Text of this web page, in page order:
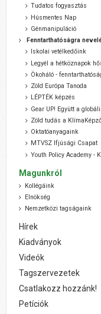
Tudatos fogyasztás
Húsmentes Nap
Génmanipuláció
Fenntarthatóságra
Iskolai vetélkedőink
Legyél a hétköznapok
Ökoháló -
Zöld Európa Tanoda
LÉPTÉK képzés
Gear UP! Együtt a
Zöld tudás a
Oktatóanyagaink
MTVSZ Ifjúsági Csapat
Youth Policy Academy -
Magunkról
Kollégáink
Elnökség
Nemzetközi tagságaink
Hírek
Kiadványok
Videók
Tagszervezetek
Csatlakozz hozzánk!
Petíciók